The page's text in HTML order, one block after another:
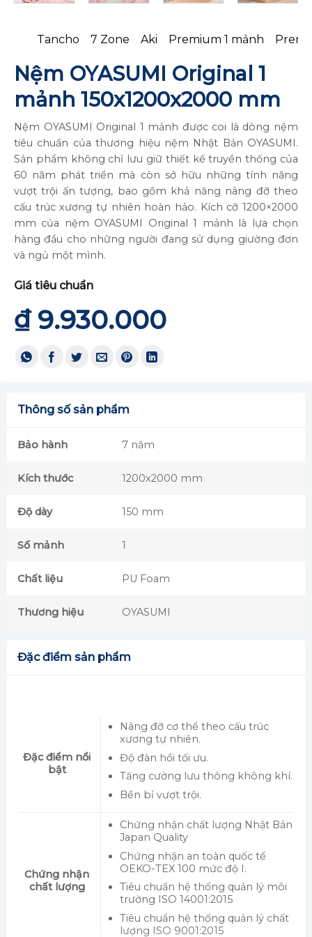
Tancho 7 Zone Aki Premium 1 mảnh
Nệm OYASUMI Original 1
mảnh 150x1200x2000 mm
Nệm OYASUMI Original 1 mảnh được coi là dòng nệm
tiêu chuẩn của thương hiệu nệm Nhật Bản OYASUMI.
Sản phẩm không chỉ lưu giữ thiết kế truyền thống của
60 năm phát triển mà còn sở hữu những tính năng
vượt trội ấn tượng, bao gồm khả năng nâng đỡ theo
cấu trúc xương tự nhiên hoàn hảo. Kích cỡ 1200×2000
mm của nệm OYASUMI Original 1 mảnh là lựa chọn
hàng đầu cho những người đang sử dụng giường đơn
và ngủ một mình.
Giá tiêu chuẩn
₫9.930.000
Thông số sản phẩm
Bảo hành 7 năm
Kích thước 1200x2000 mm
Độ dày 150 mm
Số mảnh 1
Chất liệu PU Foam
Thương hiệu OYASUMI
Đặc điểm sản phẩm
Đặc điểm nổi
bật
Nâng đỡ cơ thể theo cấu trúc
xương tự nhiên.
Độ đàn hồi tối ưu.
Tăng cường lưu thông không khí.
Bền bỉ vượt trội.
Chứng nhận
chất lượng
Chứng nhận chất lượng Nhật Bản
Japan Quality
Chứng nhận an toàn quốc tế
OEKO-TEX 100 mức độ I.
Tiêu chuẩn hệ thống quản lý môi
trường ISO 14001:2015
Tiêu chuẩn hệ thống quản lý chất
lượng ISO 9001:2015